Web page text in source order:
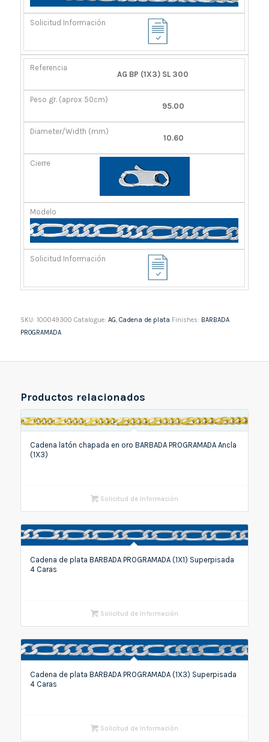
AG BP (1X3) SL 300
95.00
10.60
SKU: 100049300 Catalogue: AG Cadena de plata Finishes: BARBADA
PROGRAMADA
Productos relacionados
Cadena latón chapada en oro BARBADA PROGRAMADA Ancla
(1X3)
Solicitud de Información
Cadena de plata BARBADA PROGRAMADA (1X1) Superpisada
4 Caras
Solicitud de Información
Cadena de plata BARBADA PROGRAMADA (1X3) Superpisada
4 Caras
Solicitud de Información